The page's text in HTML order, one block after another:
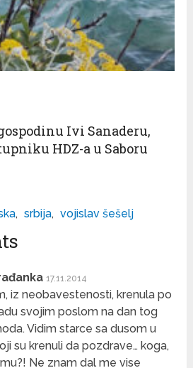
Ivi Sanaderu,
HDZ-a u Saboru
, srbija, vojislav šešelj
17.11.2014
iz neobavestenosti, krenula po
svojim poslom na dan tog
Vidim starce sa dusom u
su krenuli da pozdrave… koga,
Ne znam dal me vise